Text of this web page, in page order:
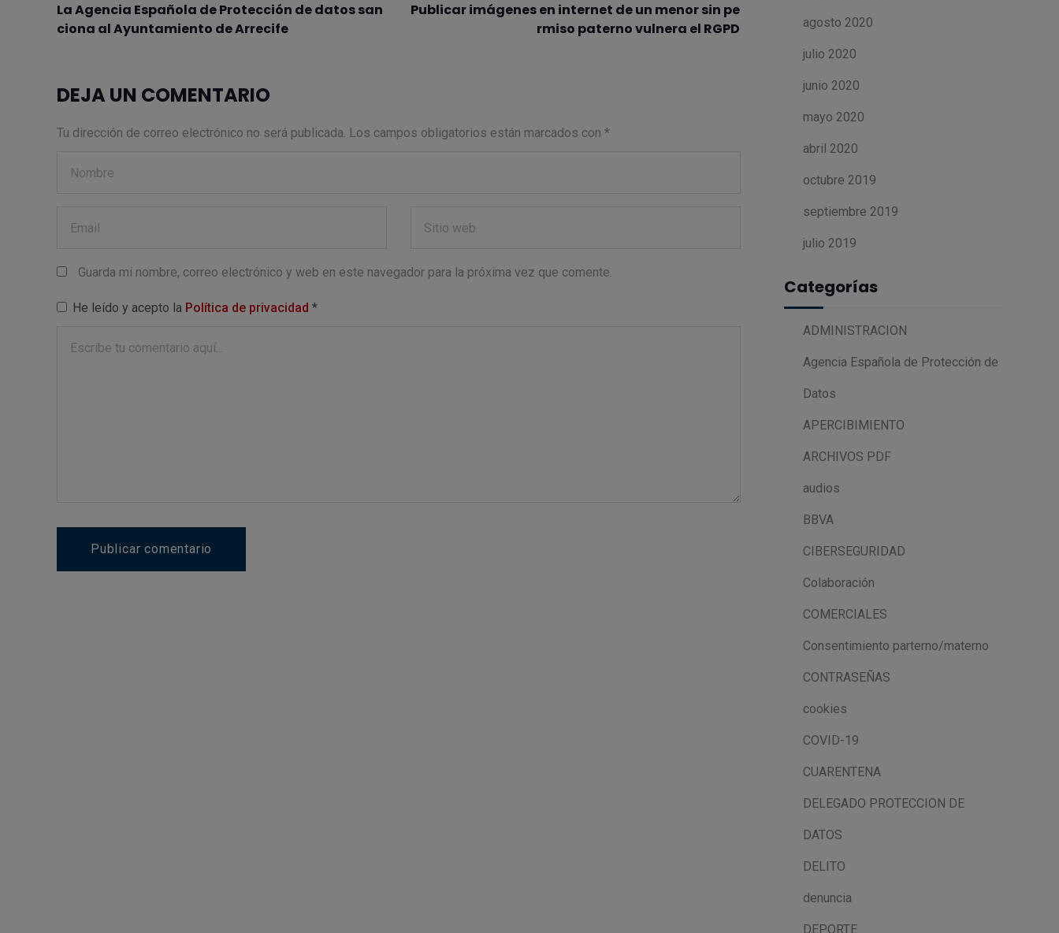
La Agencia Española de Protección de datos san
ciona al Ayuntamiento de Arrecife
Publicar imágenes en internet de un menor sin pe
rmiso paterno vulnera el RGPD
DEJA UN COMENTARIO
Tu dirección de correo electrónico no será publicada. Los campos obligatorios están marcados con *
Guarda mi nombre, correo electrónico y web en este navegador para la próxima vez que comente.
He leído y acepto la Política de privacidad *
agosto 2020
julio 2020
junio 2020
mayo 2020
abril 2020
octubre 2019
septiembre 2019
julio 2019
Categorías
ADMINISTRACION
Agencia Española de Protección de
Datos
APERCIBIMIENTO
ARCHIVOS PDF
audios
BBVA
CIBERSEGURIDAD
Colaboración
COMERCIALES
Consentimiento parterno/materno
CONTRASEÑAS
cookies
COVID-19
CUARENTENA
DELEGADO PROTECCION DE
DATOS
DELITO
denuncia
DEPORTE